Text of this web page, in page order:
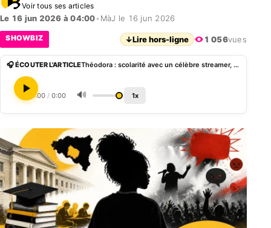
Voir tous ses articles
Le 16 jun 2026 à 04:00• MàJ le 16 jun 2026
SHOWBIZ ↓Lire hors-ligne 1 056vues
🎧 ÉCOUTER L'ARTICLE Théodora : scolarité avec un célèbre streamer, classe prépa ENS et membre du Conseil régional des jeunes
0:00 / 0:00 🔊 1x